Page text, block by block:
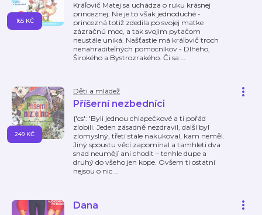
Kráľovič Matej sa uchádza o ruku krásnej
princeznej. Nie je to však jednoduché -
princezná totiž zdedila po svojej matke
zázračnú moc, a tak svojim pytačom
neustále uniká. Našťastie má kráľovič troch
nenahraditeľných pomocníkov - Dlhého,
Širokého a Bystrozrakého. Či sa …
165 KČ
Děti a mládež
Příšerní nezbedníci
{'cs': 'Byli jednou chlapečkové a ti pořád
zlobili. Jeden zásadně nezdravil, další byl
zlomyslný, třetí stále nakukoval, kam neměl.
Jiný spoustu věcí zapomínal a tamhleti dva
snad neumějí ani chodit – tenhle dupe a
druhý do všeho jen kope. Ovšem ti ostatní
nejsou o nic …
249 KČ
Dana